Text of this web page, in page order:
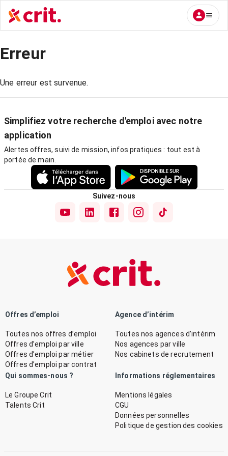
Erreur
Une erreur est survenue.
Simplifiez votre recherche d'emploi avec notre
application
Alertes offres, suivi de mission, infos pratiques : tout est à
portée de main.
Suivez-nous
Offres d’emploi
Toutes nos offres d’emploi
Offres d’emploi par ville
Offres d’emploi par métier
Offres d’emploi par contrat
Agence d’intérim
Toutes nos agences d’intérim
Nos agences par ville
Nos cabinets de recrutement
Qui sommes-nous ?
Le Groupe Crit
Talents Crit
Informations réglementaires
Mentions légales
CGU
Données personnelles
Politique de gestion des cookies